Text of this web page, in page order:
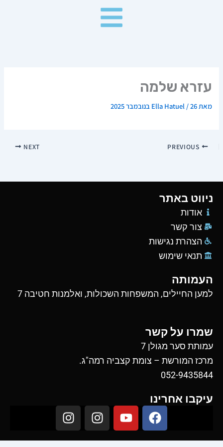
עזרא שלמה
מאת Ella Hatuel /26 בנובמבר 2025
NEXT
ניווט באתר
אודות
צור קשר
הצהרת נגישות
תנאי שימוש
העמותה
למען החיילים, המשפחות השכולות, ואלמנות חטיבה 7
שמרו על קשר
עמותת סער מגולן 7
מרכז המורשת – צומת קצביה רמה"ג.
052-9435844
עיקבו אחרינו
F
a
c
Y
o
u
I
n
s
I
n
s